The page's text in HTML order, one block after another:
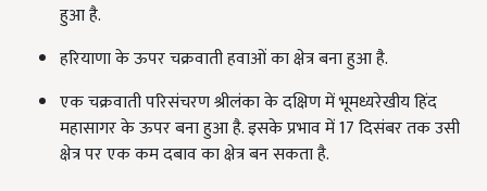
हुआ है.
हरियाणा के ऊपर चक्रवाती हवाओं का क्षेत्र बना हुआ है.
एक चक्रवाती परिसंचरण श्रीलंका के दक्षिण में भूमध्यरेखीय हिंद
महासागर के ऊपर बना हुआ है. इसके प्रभाव में 17 दिसंबर तक उसी
क्षेत्र पर एक कम दबाव का क्षेत्र बन सकता है.